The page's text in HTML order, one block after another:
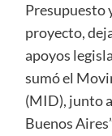
Presupuesto
proyecto,
apoyos
sumó el
(MID), junto
Buenos